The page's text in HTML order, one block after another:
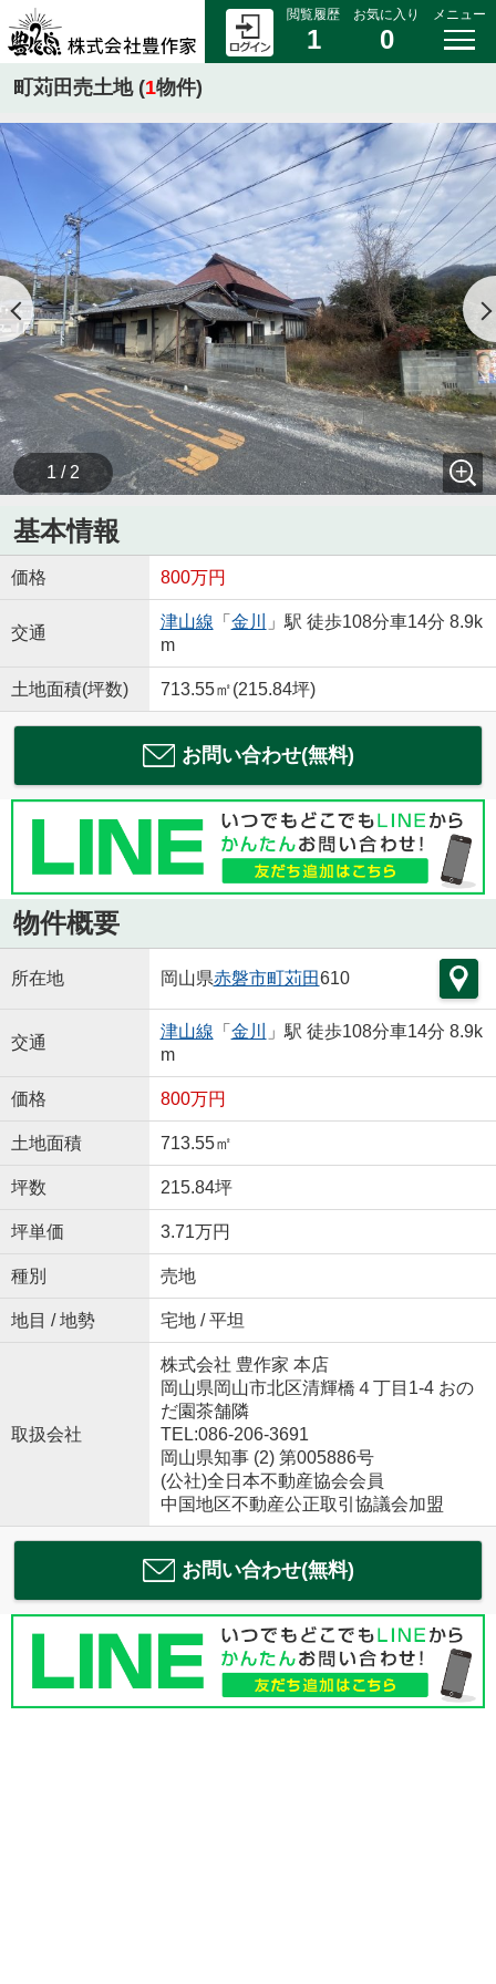
閲覧履歴
1
お気に入り
0
メニュー
町苅田売土地 (1物件)
1 / 2
基本情報
価格 800万円
交通
津山線 「 金川
」駅 徒歩108分車14分 8.9k
m
土地面積(坪数) 713.55㎡(215.84坪)
お問い合わせ(無料)
物件概要
所在地 岡山県赤磐市町苅田610
交通
津山線 「 金川
」駅 徒歩108分車14分 8.9k
m
価格 800万円
土地面積 713.55㎡
坪数 215.84坪
坪単価 3.71万円
種別 売地
地目 / 地勢 宅地 / 平坦
取扱会社
株式会社 豊作家 本店
岡山県岡山市北区清輝橋４丁目1-4 おの
だ園茶舗隣
TEL:086-206-3691
岡山県知事 (2) 第005886号
(公社)全日本不動産協会会員
中国地区不動産公正取引協議会加盟
お問い合わせ(無料)